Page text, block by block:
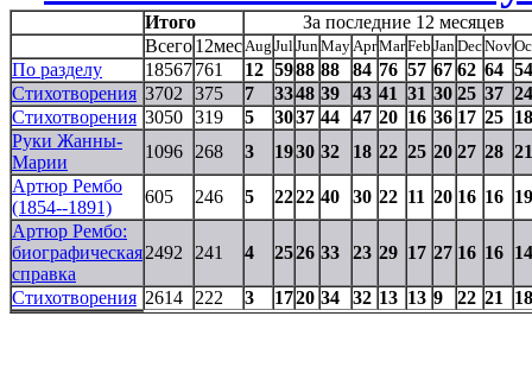
Итого
За последние 12 месяцев
Всего12мес Aug Jul Jun May AprMarFeb Jan DecNov
По разделу 18567761 12 5988 88 84 76 57 67 62 64 54
Стихотворения 3702 375 7 3348 39 43 41 31 30 25 37 24
Стихотворения 3050 319 5 3037 44 47 20 16 36 17 25 18
Руки Жанны-
Марии
1096 268 3 1930 32 18 22 25 20 27 28 21
Артюр Рембо
(1854--1891)
605 246 5 2222 40 30 22 11 20 16 16 19
Артюр Рембо:
биографическая
справка
2492 241 4 2526 33 23 29 17 27 16 16 14
Стихотворения 2614 222 3 1720 34 32 13 13 9 22 21 18